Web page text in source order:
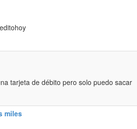
tarjeta de débito pero solo puedo sacar
miles